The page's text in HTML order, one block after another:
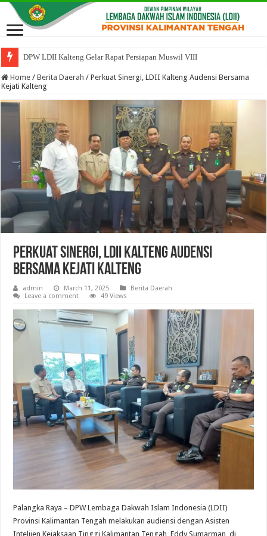
DPW LDII Kalteng Gelar Rapat Persiapan Muswil VIII
Home / Berita Daerah / Perkuat Sinergi, LDII Kalteng Audensi Bersama
Kejati Kalteng
Perkuat Sinergi, LDII Kalteng Audensi
Bersama Kejati Kalteng
admin March 11, 2025
Berita Daerah
Leave a comment
49 Views
Palangka Raya – DPW Lembaga Dakwah Islam Indonesia (LDII)
Provinsi Kalimantan Tengah melakukan audiensi dengan Asisten
Intelijen Kejaksaan Tinggi Kalimantan Tengah, Eddy Sumarman, di